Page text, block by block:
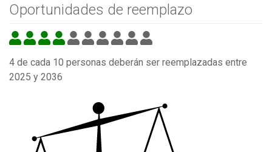
Oportunidades de reemplazo
4 de cada 10 personas deberán ser reemplazadas entre
2025 y 2036